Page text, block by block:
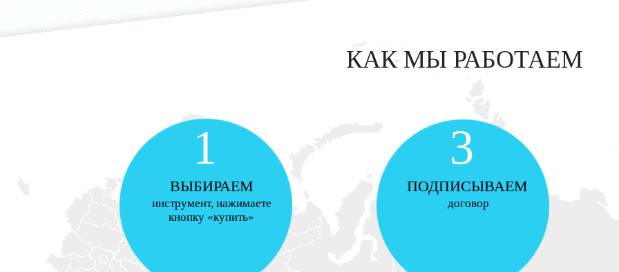
КАК МЫ РАБОТАЕМ
1
ВЫБИРАЕМ
инструмент, нажимаете
кнопку «купить»
3
ПОДПИСЫВАЕМ
договор